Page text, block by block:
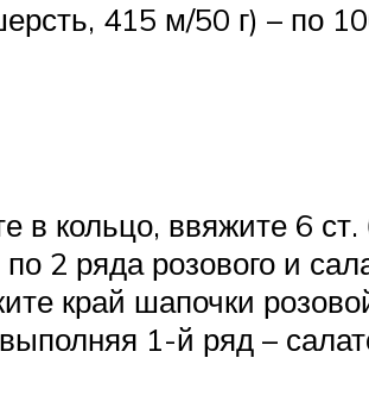
415 м/50 г) – по
в кольцо, ввяжите 6
2 ряда розового и
край шапочки
1-й ряд –